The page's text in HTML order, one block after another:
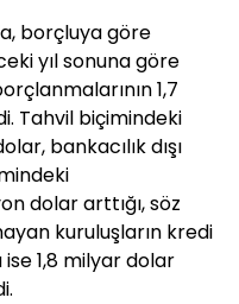
borçluya göre
yıl sonuna göre
1,7
Tahvil biçimindeki
bankacılık dışı
dolar arttığı, söz
kuruluşların kredi
1,8 milyar dolar